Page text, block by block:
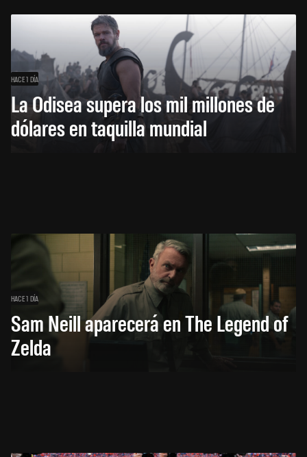
HACE 1 DÍA
La Odisea supera los mil millones de
dólares en taquilla mundial
HACE 1 DÍA
Sam Neill aparecerá en The Legend of
Zelda